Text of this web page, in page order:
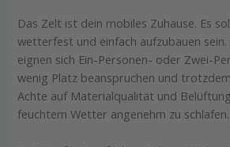
Das Zelt ist dein mobiles Zuhause. Es
wetterfest und einfach aufzubauen
eignen sich Ein-Personen- oder Zwei-
wenig Platz beanspruchen und
Achte auf Materialqualität und
feuchtem Wetter angenehm zu schlafen.